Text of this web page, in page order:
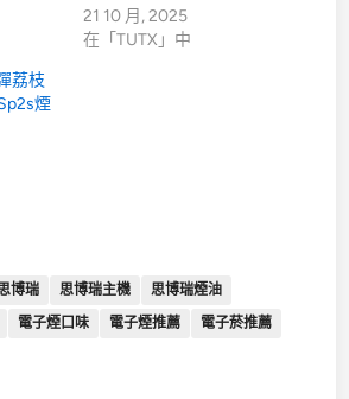
21 10 月, 2025
在「TUTX」中
荔枝
煙
博瑞 思博瑞主機
思博瑞煙油
電子煙口味 電子煙推薦 電子菸推薦